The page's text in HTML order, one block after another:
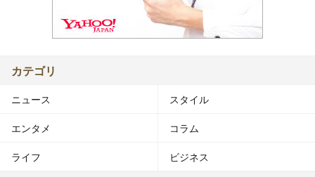
カテゴリ
ニュース スタイル
エンタメ コラム
ライフ ビジネス